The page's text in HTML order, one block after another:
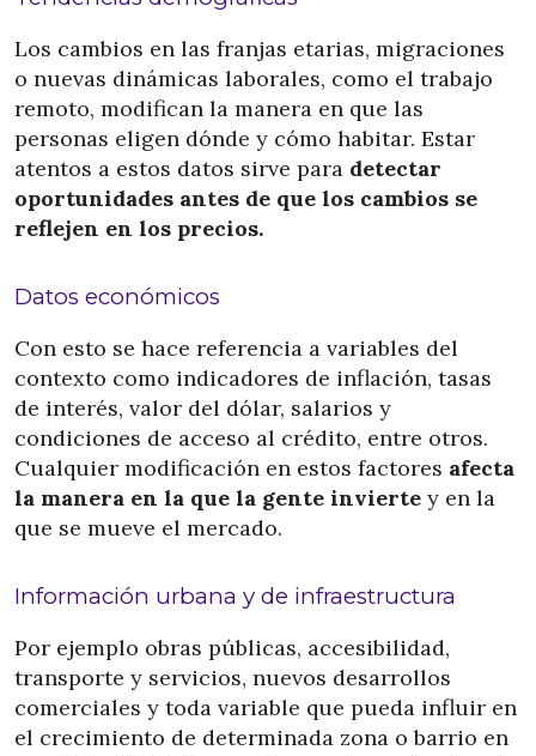
Los cambios en las franjas etarias, migraciones
o nuevas dinámicas laborales, como el trabajo
remoto, modifican la manera en que las
personas eligen dónde y cómo habitar. Estar
atentos a estos datos sirve para detectar
oportunidades antes de que los cambios se
reflejen en los precios.
Datos económicos
Con esto se hace referencia a variables del
contexto como indicadores de inflación, tasas
de interés, valor del dólar, salarios y
condiciones de acceso al crédito, entre otros.
Cualquier modificación en estos factores afecta
la manera en la que la gente invierte y en la
que se mueve el mercado.
Información urbana y de infraestructura
Por ejemplo obras públicas, accesibilidad,
transporte y servicios, nuevos desarrollos
comerciales y toda variable que pueda influir en
el crecimiento de determinada zona o barrio en